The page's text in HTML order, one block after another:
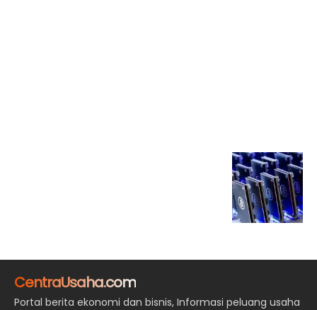
CentraUsaha.com
Portal berita ekonomi dan bisnis, Informasi peluang usaha